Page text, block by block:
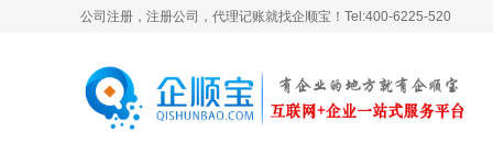
公司注册，注册公司，代理记账就找企顺宝！Tel:400-6225-520